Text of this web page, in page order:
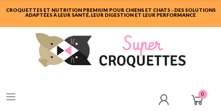
CROQUETTES ET NUTRITION PREMIUM POUR CHIENS ET CHATS - DES SOLUTIONS
ADAPTÉES À LEUR SANTÉ, LEUR DIGESTION ET LEUR PERFORMANCE
0